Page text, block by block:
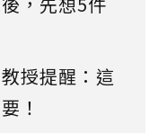
授提醒：這
！